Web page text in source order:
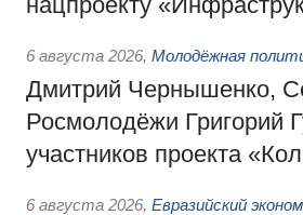
6 августа 2026, Молодёжная
Дмитрий Чернышенко,
Росмолодёжи Григорий
участников проекта
6 августа 2026, Евразийский